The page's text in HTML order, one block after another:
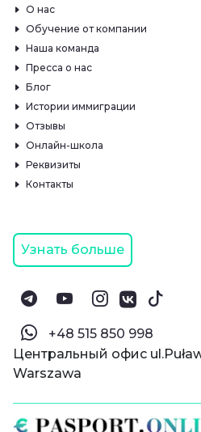
О нас
Обучение от компании
Наша команда
Пресса о нас
Блог
Истории иммиграции
Отзывы
Онлайн-школа
Реквизиты
Контакты
Узнать больше
‪+48 515 850 998‬
Центральный офис
Warszawa